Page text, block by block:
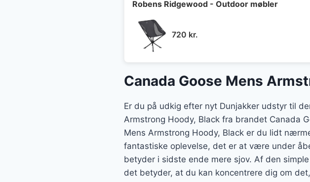
699 kr..589 kr..
Robens Ridgewood - Outdoor møbler
720 kr.
Canada Goose Mens
Er du på udkig efter nyt Dunjakker udstyr til
Armstrong Hoody, Black fra brandet Canada
Mens Armstrong Hoody, Black er du lidt
fantastiske oplevelse, det er at være under
betyder i sidste ende mere sjov. Af den
det betyder, at du kan koncentrere dig om